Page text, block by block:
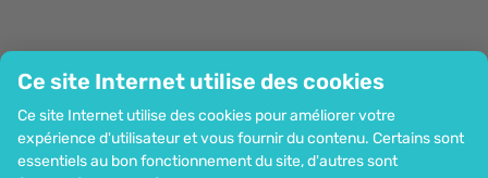
Ce site Internet utilise des cookies
Ce site Internet utilise des cookies pour améliorer votre
expérience d'utilisateur et vous fournir du contenu. Certains sont
essentiels au bon fonctionnement du site, d'autres sont
Information
Rejoignez-nous